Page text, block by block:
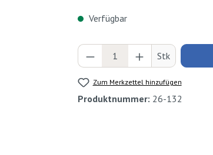
Verfügbar
Produkt Anzahl: Gib
Stk
Zum Merkzettel hinzufügen
Produktnummer: 26-132